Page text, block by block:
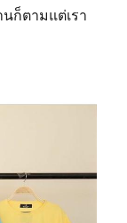
ก็ตามแต่เรา